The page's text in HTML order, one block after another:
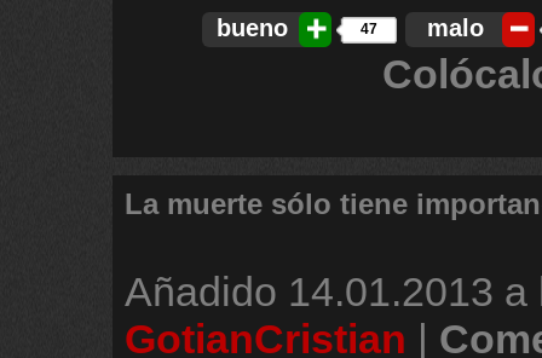
bueno 47 malo
La muerte sólo tiene
Añadido 14.01.2013 a
GotianCristian |